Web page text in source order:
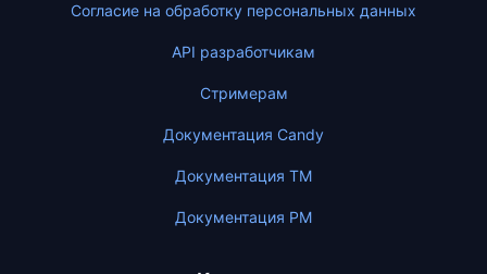
Согласие на обработку персональных данных
API разработчикам
Стримерам
Документация Candy
Документация ТМ
Документация PM